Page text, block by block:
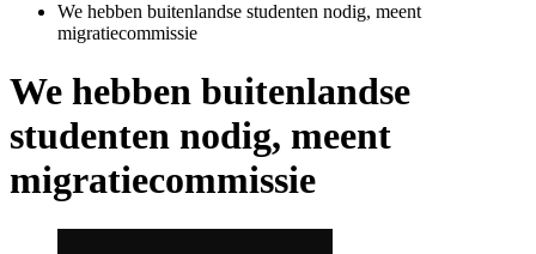
We hebben buitenlandse studenten nodig, meent
migratiecommissie
We hebben buitenlandse
studenten nodig, meent
migratiecommissie